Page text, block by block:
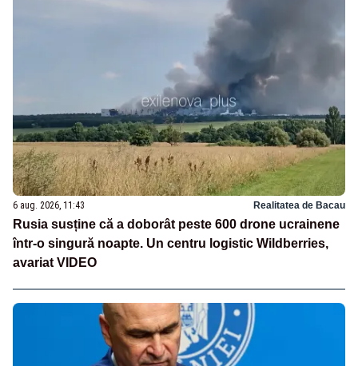
6 aug. 2026, 11:43 Realitatea de Bacau
Rusia susține că a doborât peste 600 drone ucrainene
într-o singură noapte. Un centru logistic Wildberries,
avariat VIDEO